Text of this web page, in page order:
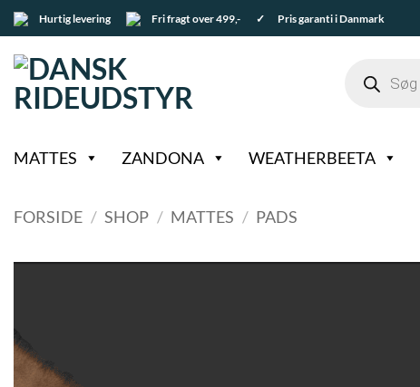
Fortsæt
til
indhold
Hurtig levering Fri fragt over 499,- ✓ Pris garanti i Danmark
search
MATTES ZANDONA WEATHERBEETA
FORSIDE / SHOP / MATTES / PADS